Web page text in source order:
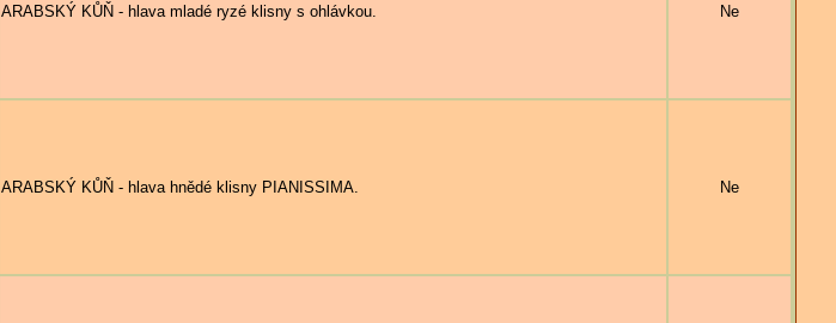
ARABSKÝ KŮŇ - hlava mladé ryzé klisny s ohlávkou. Ne
ARABSKÝ KŮŇ - hlava hnědé klisny PIANISSIMA. Ne